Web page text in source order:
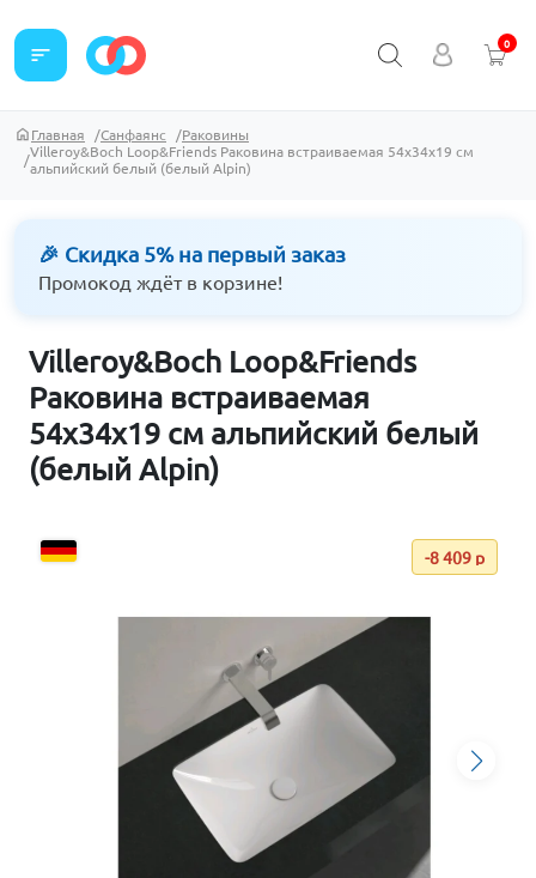
sort 0
Главная Санфаянс
Раковины
Villeroy&Boch Loop&Friends Раковина встраиваемая 54x34x19 см
альпийский белый (белый Alpin)
🎉 Скидка 5% на первый заказ
Промокод ждёт в корзине!
Villeroy&Boch Loop&Friends
Раковина встраиваемая
54x34x19 см альпийский белый
(белый Alpin)
-8 409 р